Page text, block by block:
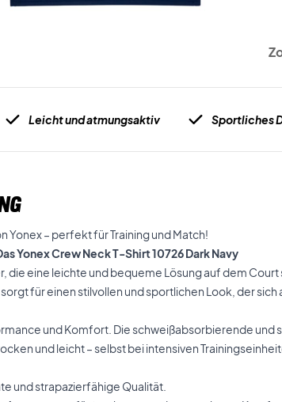
Leicht und atmungsaktiv Sportliches
Yonex – perfekt für Training und Match!
Yonex Crew Neck T-Shirt 10726 Dark Navy
die eine leichte und bequeme Lösung auf dem Court
für einen stilvollen und sportlichen Look, der sich
und Komfort. Die schweißabsorbierende und
und leicht – selbst bei intensiven
und strapazierfähige Qualität.